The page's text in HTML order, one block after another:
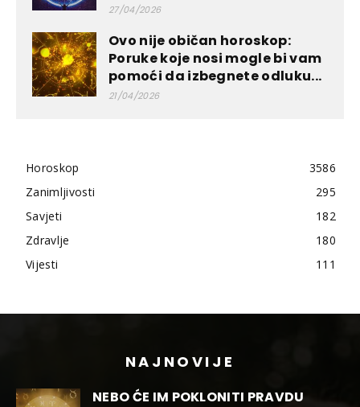
27/04/2026
Ovo nije običan horoskop:
Poruke koje nosi mogle bi vam
pomoći da izbegnete odluku...
21/04/2026
Horoskop
3586
Zanimljivosti
295
Savjeti
182
Zdravlje
180
Vijesti
111
NAJNOVIJE
NEBO ĆE IM POKLONITI PRAVDU